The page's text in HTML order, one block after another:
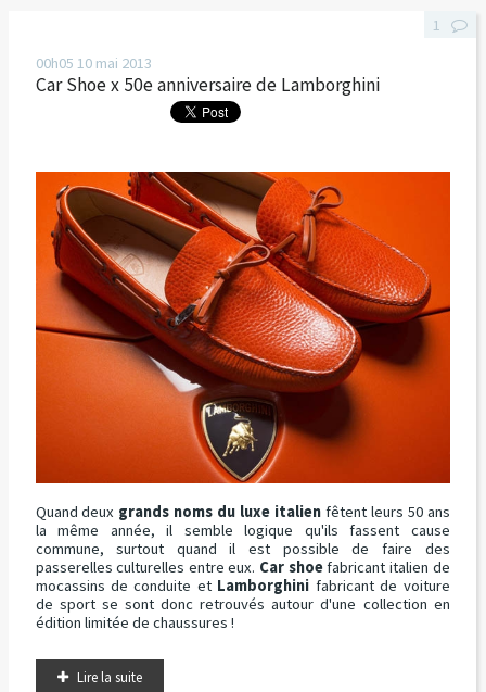
00h05 10 mai 2013
Car Shoe x 50e anniversaire de Lamborghini
Quand deux grands noms du luxe italien fêtent leurs 50 ans
la même année, il semble logique qu'ils fassent cause
commune, surtout quand il est possible de faire des
passerelles culturelles entre eux. Car shoefabricant italien de
mocassins de conduite et Lamborghini fabricant de voiture
de sport se sont donc retrouvés autour d'une collection en
édition limitée de chaussures !
Lire la suite
1